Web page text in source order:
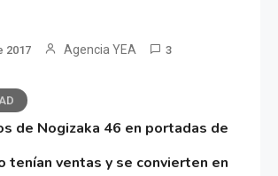
2017 Agencia YEA 3
de Nogizaka 46 en portadas de
tenían ventas y se convierten en